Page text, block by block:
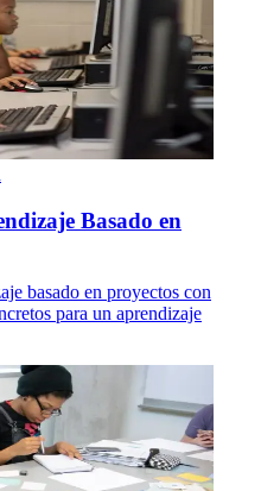
Basado en
basado en proyectos con
para un aprendizaje